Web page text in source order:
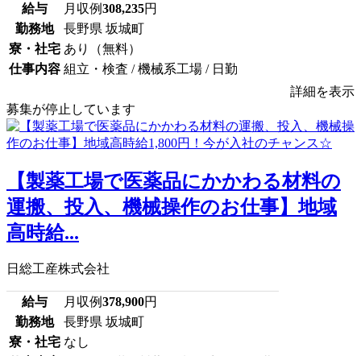
給与 月収例308,235円
勤務地
長野県 坂城町
寮・社宅 あり（無料）
仕事内容 組立・検査 / 機械系工場 / 日勤
詳細を表示
募集が停止しています
【製薬工場で医薬品にかかわる材料の
運搬、投入、機械操作のお仕事】地域
高時給...
日総工産株式会社
給与 月収例378,900円
勤務地
長野県 坂城町
寮・社宅 なし